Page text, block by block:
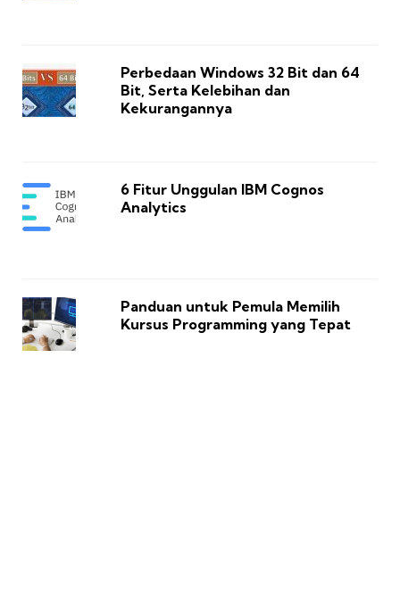
Perbedaan Windows 32 Bit dan 64
Bit, Serta Kelebihan dan
Kekurangannya
6 Fitur Unggulan IBM Cognos
Analytics
Panduan untuk Pemula Memilih
Kursus Programming yang Tepat